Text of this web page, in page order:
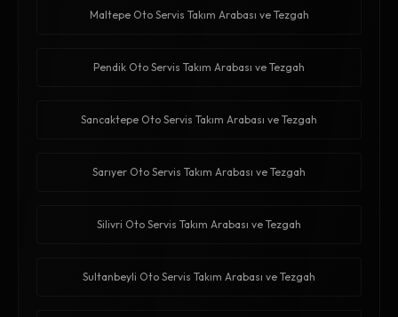
Maltepe Oto Servis Takım Arabası ve Tezgah
Pendik Oto Servis Takım Arabası ve Tezgah
Sancaktepe Oto Servis Takım Arabası ve Tezgah
Sarıyer Oto Servis Takım Arabası ve Tezgah
Silivri Oto Servis Takım Arabası ve Tezgah
Sultanbeyli Oto Servis Takım Arabası ve Tezgah